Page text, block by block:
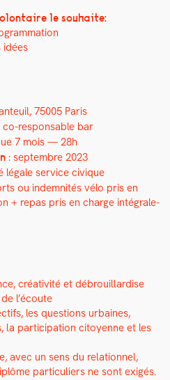
le souhaite:
75005 Paris
co-respon­s­able bar
7 mois — 28h
: sep­tem­bre 2023
légale ser­vice civique
ou indem­nités vélo pris en
+ repas pris en charge inté­grale­
créa­tiv­ité et débrouil­lardise
l’écoute
les ques­tions urbaines,
la par­tic­i­pa­tion citoyenne et les
avec un sens du rela­tion­nel,
par­ti­c­uliers ne sont exigés.